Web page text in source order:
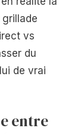
vs
du
de vrai
entre